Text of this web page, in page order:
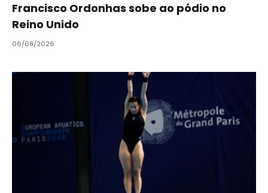
Francisco Ordonhas sobe ao pódio no
Reino Unido
06/08/2026